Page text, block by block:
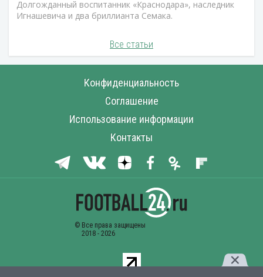
Долгожданный воспитанник «Краснодара», наследник
Игнашевича и два бриллианта Семака.
Все статьи
Конфиденциальность
Соглашение
Использование информации
Контакты